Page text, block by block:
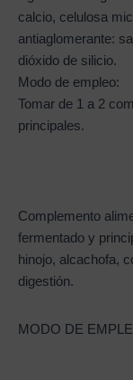
calcio, celulosa
antiaglomerante:
dióxido de silicio.
Modo de empleo:
Tomar de 1 a 2
principales.
Complemento
fermentado y
hinojo, alcachofa,
digestión.
MODO DE